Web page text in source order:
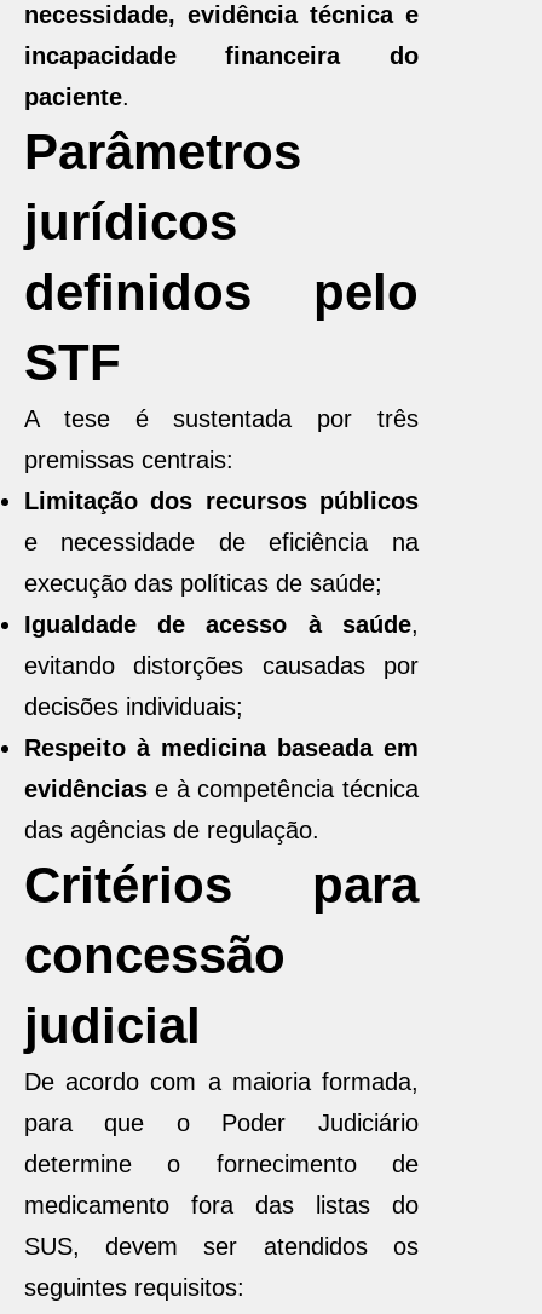
necessidade, evidência técnica e
incapacidade financeira do
paciente.
Parâmetros
jurídicos
definidos pelo
STF
A tese é sustentada por três
premissas centrais:
Limitação dos recursos públicos
e necessidade de eficiência na
execução das políticas de saúde;
Igualdade de acesso à saúde,
evitando distorções causadas por
decisões individuais;
Respeito à medicina baseada em
evidências e à competência técnica
das agências de regulação.
Critérios para
concessão
judicial
De acordo com a maioria formada,
para que o Poder Judiciário
determine o fornecimento de
medicamento fora das listas do
SUS, devem ser atendidos os
seguintes requisitos: